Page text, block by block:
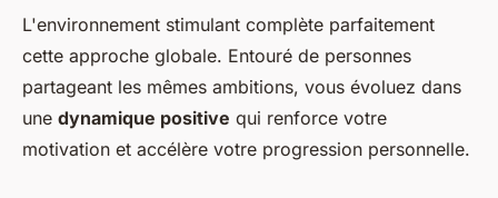
L'environnement stimulant complète parfaitement
cette approche globale. Entouré de personnes
partageant les mêmes ambitions, vous évoluez dans
une dynamique positive qui renforce votre
motivation et accélère votre progression personnelle.